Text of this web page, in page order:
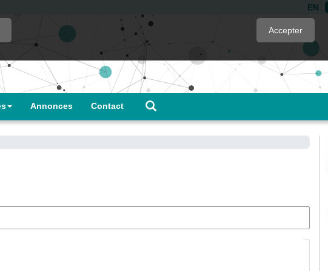
EN
Annonces Contact
Accepter